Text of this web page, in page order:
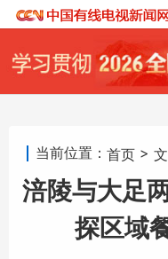
当前位置： 首页 >
涪陵与大足
探区域